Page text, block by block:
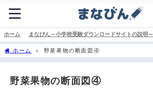
ホーム まなびん～小学校受験ダウンロードサイトの説明～
ホーム 野菜果物の断面図④
野菜果物の断面図④